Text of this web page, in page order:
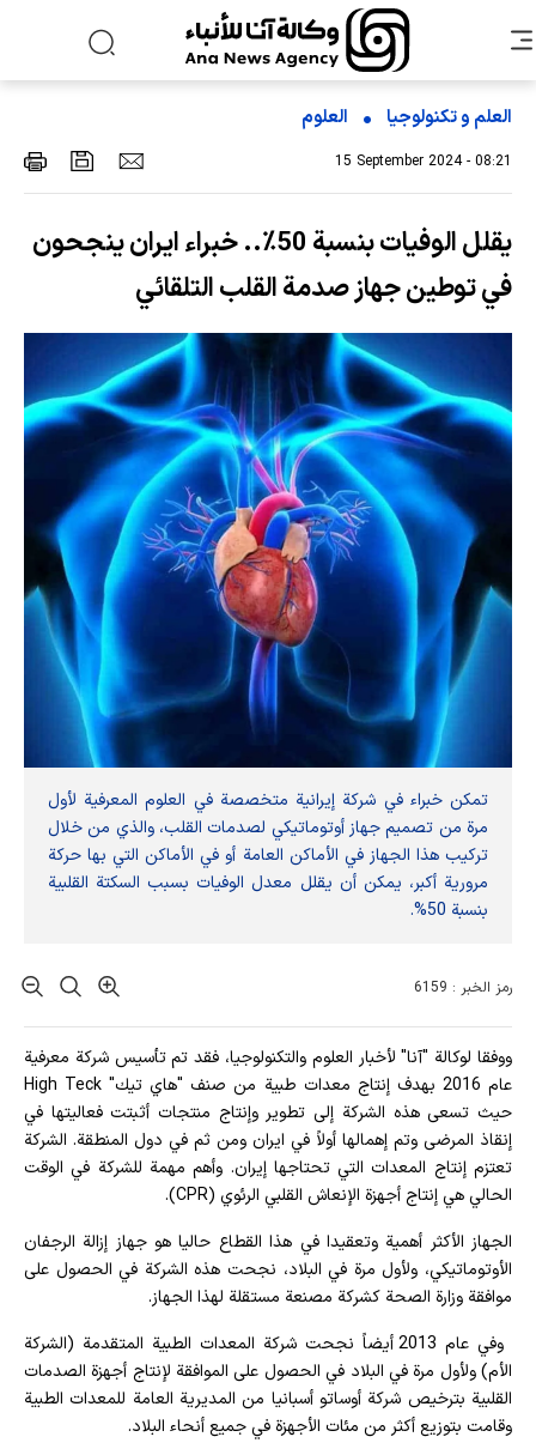
العلم و تکنولوجیا العلوم
15 September 2024 - 08:21
يقلل الوفيات بنسبة 50٪.. خبراء ايران ينجحون
في توطين جهاز صدمة القلب التلقائي
تمكن خبراء في شركة إيرانية متخصصة في العلوم المعرفية لأول
مرة من تصميم جهاز أوتوماتيكي لصدمات القلب، والذي من خلال
تركيب هذا الجهاز في الأماكن العامة أو في الأماكن التي بها حركة
مرورية أكبر، يمكن أن يقلل معدل الوفيات بسبب السكتة القلبية
بنسبة 50%.
رمز الخبر : 6159
ووفقا لوكالة "آنا" لأخبار العلوم والتكنولوجيا، فقد تم تأسيس شركة معرفية
عام 2016 بهدف إنتاج معدات طبية من صنف "هاي تيك" High Teck
حيث تسعى هذه الشركة إلى تطوير وإنتاج منتجات أثبتت فعاليتها في
إنقاذ المرضى وتم إهمالها أولاً في ايران ومن ثم في دول المنطقة. الشركة
تعتزم إنتاج المعدات التي تحتاجها إيران. وأهم مهمة للشركة في الوقت
الحالي هي إنتاج أجهزة الإنعاش القلبي الرئوي (CPR).
الجهاز الأكثر أهمية وتعقيدا في هذا القطاع حاليا هو جهاز إزالة الرجفان
الأوتوماتيكي، ولأول مرة في البلاد، نجحت هذه الشركة في الحصول على
موافقة وزارة الصحة كشركة مصنعة مستقلة لهذا الجهاز.
وفي عام 2013 أيضاً نجحت شركة المعدات الطبية المتقدمة (الشركة
الأم) ولأول مرة في البلاد في الحصول على الموافقة لإنتاج أجهزة الصدمات
القلبية بترخيص شركة أوساتو أسبانيا من المديرية العامة للمعدات الطبية
وقامت بتوزيع أكثر من مئات الأجهزة في جميع أنحاء البلاد.